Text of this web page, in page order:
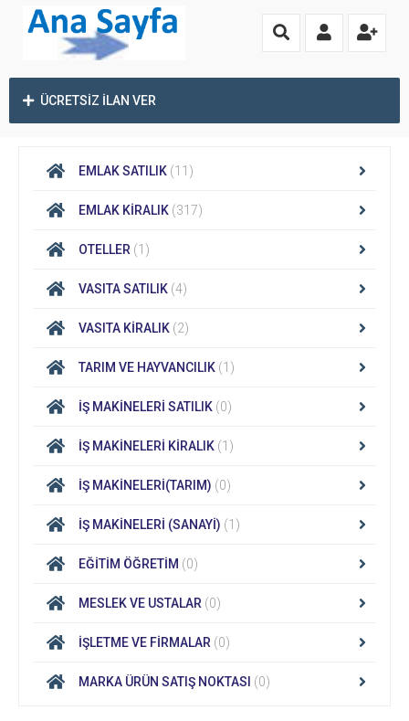
ÜCRETSİZ İLAN VER
EMLAK SATILIK (11)
EMLAK KİRALIK (317)
OTELLER (1)
VASITA SATILIK (4)
VASITA KİRALIK (2)
TARIM VE HAYVANCILIK (1)
İŞ MAKİNELERİ SATILIK (0)
İŞ MAKİNELERİ KİRALIK (1)
İŞ MAKİNELERİ(TARIM) (0)
İŞ MAKİNELERİ (SANAYİ) (1)
EĞİTİM ÖĞRETİM (0)
MESLEK VE USTALAR (0)
İŞLETME VE FİRMALAR (0)
MARKA ÜRÜN SATIŞ NOKTASI (0)